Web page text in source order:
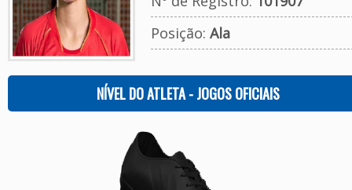
Posição: Ala
NÍVEL DO ATLETA - JOGOS OFICIAIS